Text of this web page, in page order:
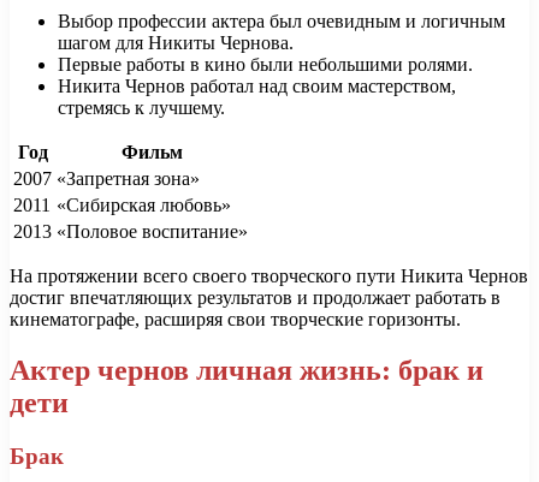
Выбор профессии актера был очевидным и логичным
шагом для Никиты Чернова.
Первые работы в кино были небольшими ролями.
Никита Чернов работал над своим мастерством,
стремясь к лучшему.
Год
Фильм
2007 «Запретная зона»
2011 «Сибирская любовь»
2013 «Половое воспитание»
На протяжении всего своего творческого пути Никита Чернов
достиг впечатляющих результатов и продолжает работать в
кинематографе, расширяя свои творческие горизонты.
Актер чернов личная жизнь: брак и
дети
Брак